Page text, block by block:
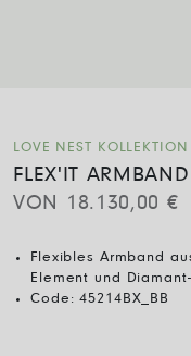
LOVE NEST KOLLEKTION
FLEX'IT
VON
18.130,00 €
Flexibles Armband
Element und
Code:45214BX_BB